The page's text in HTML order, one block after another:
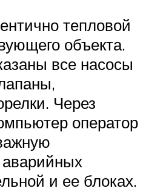
тепловой
объекта.
все насосы
Через
оператор
и ее блоках.